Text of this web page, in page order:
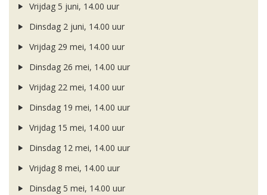
Vrijdag 5 juni, 14.00 uur
Dinsdag 2 juni, 14.00 uur
Vrijdag 29 mei, 14.00 uur
Dinsdag 26 mei, 14.00 uur
Vrijdag 22 mei, 14.00 uur
Dinsdag 19 mei, 14.00 uur
Vrijdag 15 mei, 14.00 uur
Dinsdag 12 mei, 14.00 uur
Vrijdag 8 mei, 14.00 uur
Dinsdag 5 mei, 14.00 uur